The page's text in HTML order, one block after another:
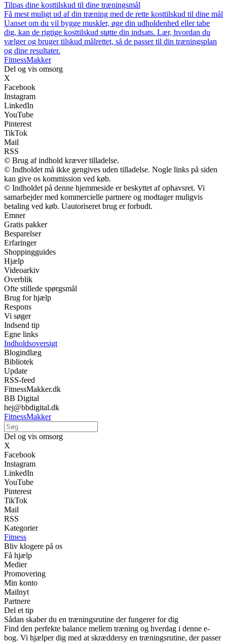
Tilpas dine kosttilskud til dine træningsmål
Få mest muligt ud af din træning med de rette kosttilskud til dine mål
Uanset om du vil bygge muskler, øge din udholdenhed eller tabe
dig, kan de rigtige kosttilskud støtte din indsats. Lær, hvordan du
vælger og bruger tilskud målrettet, så de passer til din træningsplan
og dine resultater.
FitnessMakker
Del og vis omsorg
X
Facebook
Instagram
LinkedIn
YouTube
Pinterest
TikTok
Mail
RSS
© Brug af indhold kræver tilladelse.
© Indholdet må ikke gengives uden tilladelse. Nogle links på siden
kan give os kommission ved køb.
© Indholdet på denne hjemmeside er beskyttet af ophavsret. Vi
samarbejder med kommercielle partnere og modtager muligvis
betaling ved køb. Uautoriseret brug er forbudt.
Emner
Gratis pakker
Besparelser
Erfaringer
Shoppingguides
Hjælp
Videoarkiv
Overblik
Ofte stillede spørgsmål
Brug for hjælp
Respons
Vi søger
Indsend tip
Egne links
Indholdsoversigt
Blogindlæg
Bibliotek
Update
RSS-feed
FitnessMakker.dk
BB Digital
hej@bbdigital.dk
FitnessMakker
Del og vis omsorg
X
Facebook
Instagram
LinkedIn
YouTube
Pinterest
TikTok
Mail
RSS
Kategorier
Fitness
Bliv klogere på os
Få hjælp
Medier
Promovering
Min konto
Mailnyt
Partnere
Del et tip
Sådan skaber du en træningsrutine der fungerer for dig
Find den perfekte balance mellem træning og hverdag i denne e-
bog. Vi hjælper dig med at skræddersy en træningsrutine, der passer